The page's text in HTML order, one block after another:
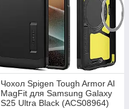
Чохол Spigen Tough Armor AI
MagFit для Samsung Galaxy
S25 Ultra Black (ACS08964)